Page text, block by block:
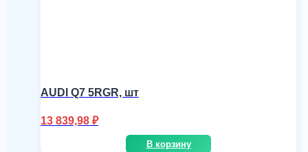
AUDI Q7 5RGR, шт
13 839,98 ₽
В корзину